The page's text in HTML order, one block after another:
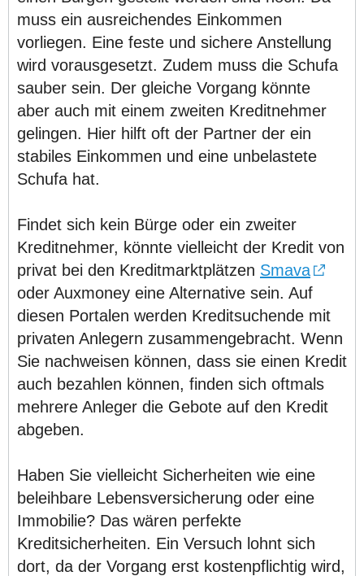
muss ein ausreichendes Einkommen
vorliegen. Eine feste und sichere Anstellung
wird vorausgesetzt. Zudem muss die Schufa
sauber sein. Der gleiche Vorgang könnte
aber auch mit einem zweiten Kreditnehmer
gelingen. Hier hilft oft der Partner der ein
stabiles Einkommen und eine unbelastete
Schufa hat.
Findet sich kein Bürge oder ein zweiter
Kreditnehmer, könnte vielleicht der Kredit von
privat bei den Kreditmarktplätzen Smava
oder Auxmoney eine Alternative sein. Auf
diesen Portalen werden Kreditsuchende mit
privaten Anlegern zusammengebracht. Wenn
Sie nachweisen können, dass sie einen Kredit
auch bezahlen können, finden sich oftmals
mehrere Anleger die Gebote auf den Kredit
abgeben.
Haben Sie vielleicht Sicherheiten wie eine
beleihbare Lebensversicherung oder eine
Immobilie? Das wären perfekte
Kreditsicherheiten. Ein Versuch lohnt sich
dort, da der Vorgang erst kostenpflichtig wird,